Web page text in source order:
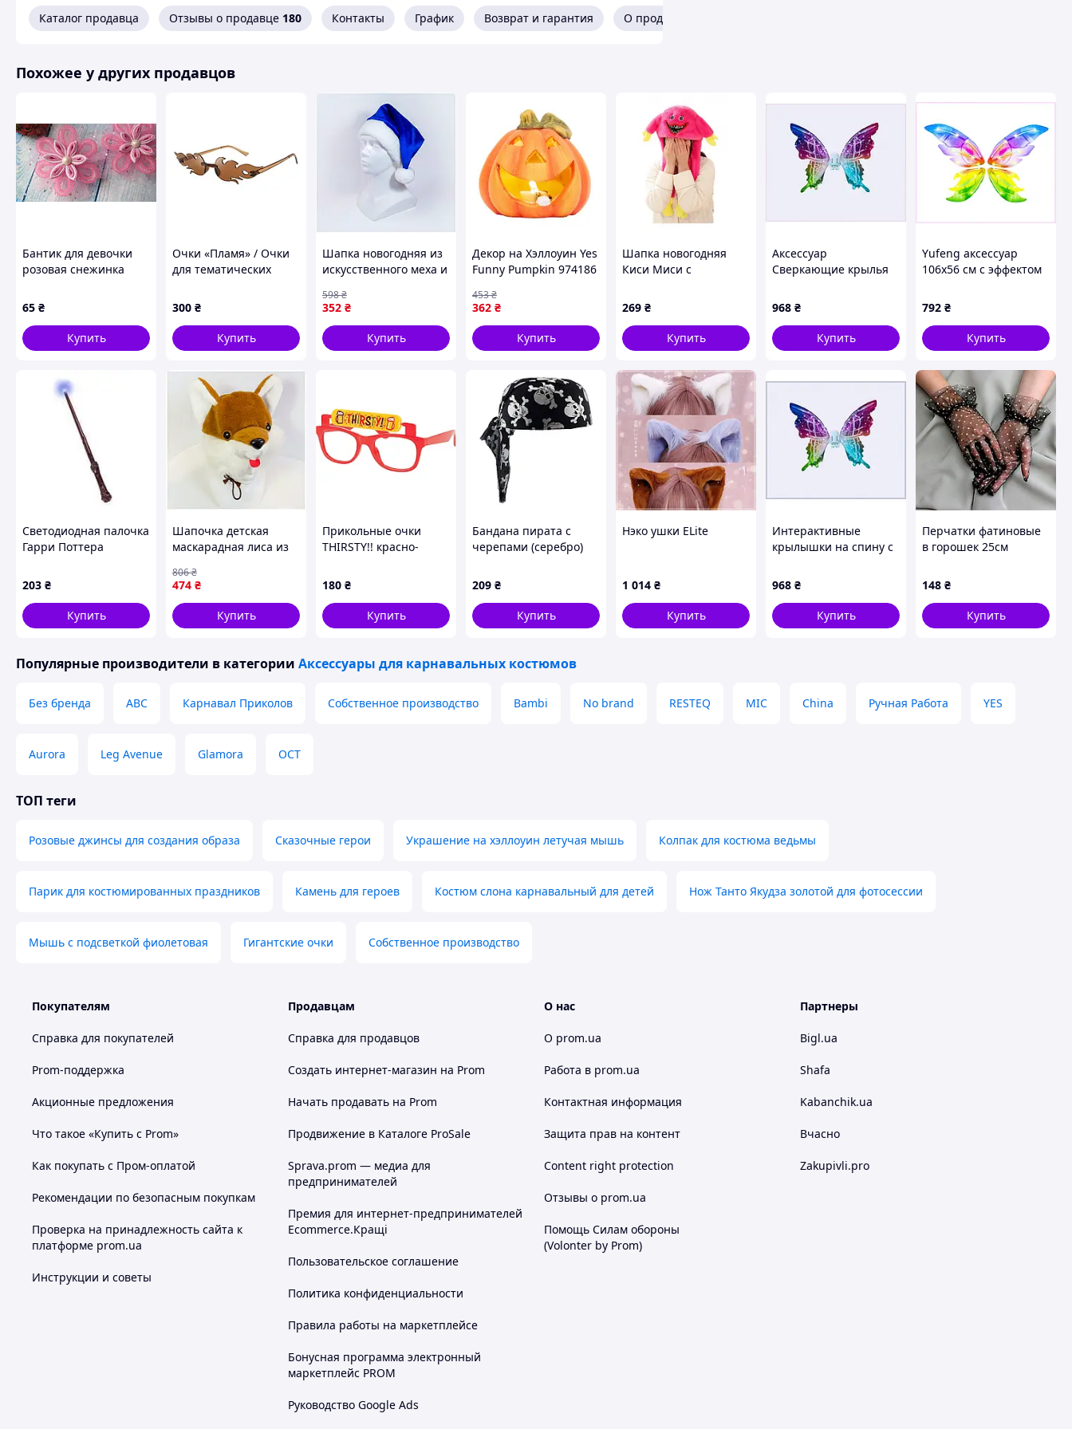
Каталог продавца Отзывы о продавце 180 Контакты График Возврат и гарантия О продавце
Похожее у других продавцов
Бантик для девочки
розовая снежинка
65 ₴
Купить
Очки «Пламя» / Очки
для тематических
Фотосессий, Съемки
видеоконтента,
Косплея, Стильных
образов
300 ₴
Купить
Шапка новогодняя из
искусственного меха и
см цвет синий
Украина MK-13520
352 ₴
598₴
Купить
Декор на Хэллоуин Yes
Funny Pumpkin 974186
362 ₴
453₴
Купить
Шапка новогодняя
Киси Миси с
9203 розовая
269 ₴
Купить
Аксессуар
Сверкающие крылья
движением
88264X0P4M
968 ₴
Купить
Yufeng аксессуар
106х56 см с эффектом
девочек, 8T84A6H590
792 ₴
Купить
Светодиодная палочка
Гарри Поттера
203 ₴
Купить
Шапочка детская
маскарадная лиса из
для карнавала размер
53-56 см бело-
коричневая Золушка
GR-8937
474 ₴
806₴
Купить
Прикольные очки
THIRSTY!! красно-
вечеринки
180 ₴
Купить
Бандана пирата с
черепами (серебро)
209 ₴
Купить
Нэко ушки ELite
1 014 ₴
Купить
Интерактивные
крылышки на спину с
движения, 882640PK4
968 ₴
Купить
Перчатки фатиновые
в горошек 25см
148 ₴
Купить
Популярные производители в категории Аксессуары для карнавальных костюмов
Без бренда ABC Карнавал Приколов Собственное производство Bambi No brand RESTEQ MIC China Ручная Работа YES
Aurora Leg Avenue Glamora ОСТ
ТОП теги
Розовые джинсы для создания образа Сказочные герои Украшение на хэллоуин летучая мышь Колпак для костюма ведьмы
Парик для костюмированных праздников Камень для героев Костюм слона карнавальный для детей Нож Танто Якудза золотой для фотосессии
Мышь с подсветкой фиолетовая Гигантские очки Собственное производство
Покупателям
Справка для покупателей
Prom-поддержка
Акционные предложения
Что такое «Купить с Prom»
Как покупать с Пром-оплатой
Рекомендации по безопасным покупкам
Проверка на принадлежность сайта к
платформе prom.ua
Инструкции и советы
Продавцам
Справка для продавцов
Создать интернет-магазин на Prom
Начать продавать на Prom
Продвижение в Каталоге ProSale
Sprava.prom — медиа для
предпринимателей
Премия для интернет-предпринимателей
Ecommerce.Кращі
Пользовательское соглашение
Политика конфиденциальности
Правила работы на маркетплейсе
Бонусная программа электронный
маркетплейс PROM
Руководство Google Ads
О нас
О prom.ua
Работа в prom.ua
Контактная информация
Защита прав на контент
Content right protection
Отзывы о prom.ua
Помощь Силам обороны
(Volonter by Prom)
Партнеры
Bigl.ua
Shafa
Kabanchik.ua
Вчасно
Zakupivli.pro